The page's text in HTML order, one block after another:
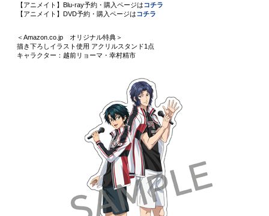
【アニメイト】Blu-ray予約・購入ページはコチラ
【アニメイト】DVD予約・購入ページはコチラ
＜Amazon.co.jp オリジナル特典＞
描き下ろしイラスト使用 アクリルスタンド1点
キャラクター：越前リョーマ・幸村精市